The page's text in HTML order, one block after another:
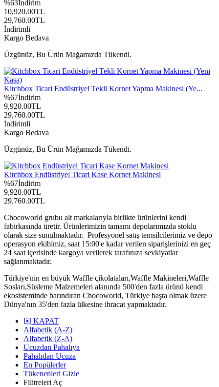
%63İndirim
10,920.00TL
29,760.00TL
İndirimli
Kargo Bedava
Üzgünüz, Bu Ürün Mağamızda Tükendi.
Kitchbox Ticari Endüstriyel Tekli Kornet Yapma Makinesi (Ye...
%67İndirim
9,920.00TL
29,760.00TL
İndirimli
Kargo Bedava
Üzgünüz, Bu Ürün Mağamızda Tükendi.
Kitchbox Endüstriyel Ticari Kase Kornet Makinesi
%67İndirim
9,920.00TL
29,760.00TL
Chocoworld grubu alt markalarıyla birlikte ürünlerini kendi
fabirkasında üretir. Ürünlerimizin tamamı depolarımızda stoklu
olarak size sunulmaktadır. Profesyonel satış temsilcilerimiz ve depo
operasyon ekibimiz, saat 15:00'e kadar verilen siparişlerinizi en geç
24 saat içerisinde kargoya verilerek tarafınıza sevkiyatlar
sağlanmaktadır.
Türkiye'nin en büyük Waffle çikolataları,Waffle Makineleri,Waffle
Sosları,Süsleme Malzemeleri alanında 500'den fazla ürünü kendi
ekosisteminde barındıran Chocoworld, Türkiye başta olmak üzere
Dünya'nın 35'den fazla ülkesine ihracat yapmaktadır.
KAPAT
Alfabetik (A-Z)
Alfabetik (Z-A)
Ucuzdan Pahalıya
Pahalıdan Ucuza
En Popülerler
Tükenenleri Gizle
Filitreleri Aç